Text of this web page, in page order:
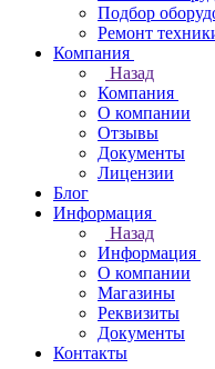
Подбор
Ремонт
Компания
Назад
Компания
О компании
Отзывы
Документы
Лицензии
Блог
Информация
Назад
Информация
О компании
Магазины
Реквизиты
Документы
Контакты